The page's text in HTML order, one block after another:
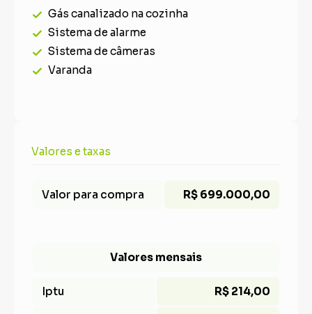
Gás canalizado na cozinha
Sistema de alarme
Sistema de câmeras
Varanda
Valores e taxas
Valor para compra R$ 699.000,00
Valores mensais
Iptu R$ 214,00